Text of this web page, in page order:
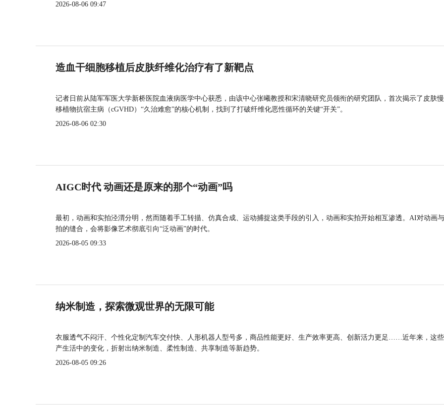
2026-08-06 09:47
造血干细胞移植后皮肤纤维化治疗有了新靶点
记者日前从陆军军医大学新桥医院血液病医学中心获悉，由该中心张曦教授和宋清晓研究员领衔的研究团队，首次揭示了皮肤
移植物抗宿主病（cGVHD）“久治难愈”的核心机制，找到了打破纤维化恶性循环的关键“开关”。
2026-08-06 02:30
AIGC时代 动画还是原来的那个“动画”吗
最初，动画和实拍泾渭分明，然而随着手工转描、仿真合成、运动捕捉这类手段的引入，动画和实拍开始相互渗透。AI对动画
拍的缝合，会将影像艺术彻底引向“泛动画”的时代。
2026-08-05 09:33
纳米制造，探索微观世界的无限可能
衣服透气不闷汗、个性化定制汽车交付快、人形机器人型号多，商品性能更好、生产效率更高、创新活力更足……近年来，这
产生活中的变化，折射出纳米制造、柔性制造、共享制造等新趋势。
2026-08-05 09:26